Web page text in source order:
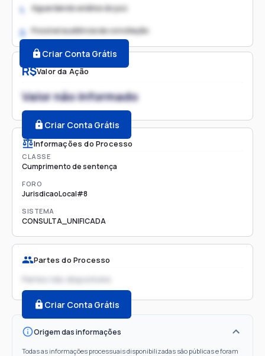
R$Valor da Ação
Valor não informado
Criar Conta Grátis
Informações do Processo
CLASSE
Cumprimento de sentença
FORO
JurisdicaoLocal#8
SISTEMA
CONSULTA_UNIFICADA
Partes do Processo
Partes não disponíveis
Criar Conta Grátis
Origem das informações
Todas as informações processuais disponibilizadas são públicas e foram
1. Aguardando análise do juiz
2. Possível audiência de conciliação
Criar Conta Grátis